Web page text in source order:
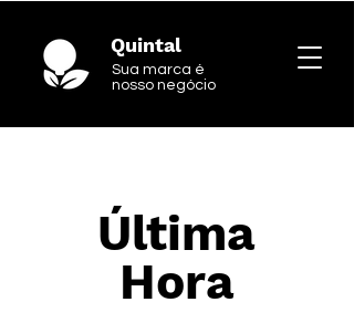
Quintal
Sua marca é
nosso negócio
Última
Hora